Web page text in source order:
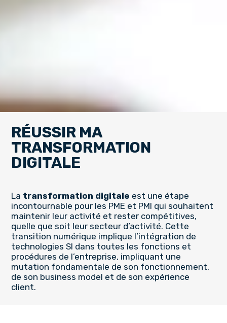
RÉUSSIR MA
TRANSFORMATION
DIGITALE
La transformation digitale est une étape
incontournable pour les PME et PMI qui souhaitent
maintenir leur activité et rester compétitives,
quelle que soit leur secteur d’activité. Cette
transition numérique implique l’intégration de
technologies SI dans toutes les fonctions et
procédures de l’entreprise, impliquant une
mutation fondamentale de son fonctionnement,
de son business model et de son expérience
client.